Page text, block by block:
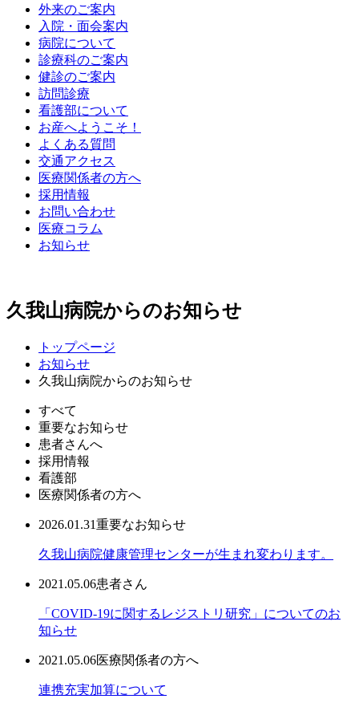
外来のご案内
入院・面会案内
病院について
診療科のご案内
健診のご案内
訪問診療
看護部について
お産へようこそ！
よくある質問
交通アクセス
医療関係者の方へ
採用情報
お問い合わせ
医療コラム
お知らせ
久我山病院からのお知らせ
トップページ
お知らせ
久我山病院からのお知らせ
すべて
重要なお知らせ
患者さんへ
採用情報
看護部
医療関係者の方へ
2026.01.31重要なお知らせ
久我山病院健康管理センターが生まれ変わります。
2021.05.06患者さん
「COVID-19に関するレジストリ研究」についてのお
知らせ
2021.05.06医療関係者の方へ
連携充実加算について